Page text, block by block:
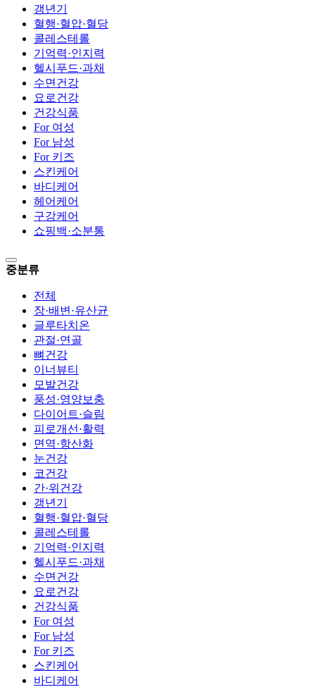
갱년기
혈행·혈압·혈당
콜레스테롤
기억력·인지력
헬시푸드·과채
수면건강
요로건강
건강식품
For 여성
For 남성
For 키즈
스킨케어
바디케어
헤어케어
구강케어
쇼핑백·소분통
중분류
전체
장·배변·유산균
글루타치온
관절·연골
뼈건강
이너뷰티
모발건강
풍성·영양보충
다이어트·슬림
피로개선·활력
면역·항산화
눈건강
코건강
간·위건강
갱년기
혈행·혈압·혈당
콜레스테롤
기억력·인지력
헬시푸드·과채
수면건강
요로건강
건강식품
For 여성
For 남성
For 키즈
스킨케어
바디케어